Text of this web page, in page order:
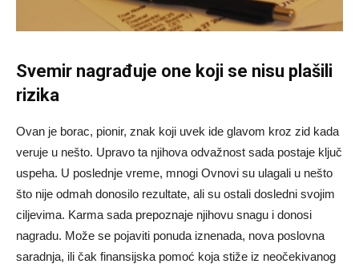
Svemir nagrađuje one koji se nisu plašili
rizika
Ovan je borac, pionir, znak koji uvek ide glavom kroz zid kada
veruje u nešto. Upravo ta njihova odvažnost sada postaje ključ
uspeha. U poslednje vreme, mnogi Ovnovi su ulagali u nešto
što nije odmah donosilo rezultate, ali su ostali dosledni svojim
ciljevima. Karma sada prepoznaje njihovu snagu i donosi
nagradu. Može se pojaviti ponuda iznenada, nova poslovna
saradnja, ili čak finansijska pomoć koja stiže iz neočekivanog